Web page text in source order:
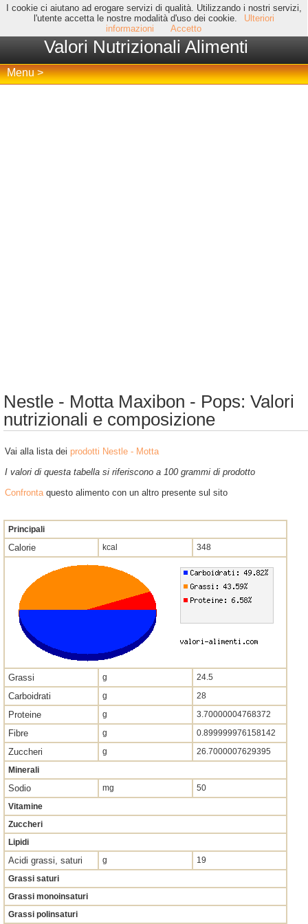
I cookie ci aiutano ad erogare servizi di qualità. Utilizzando i nostri servizi,
l'utente accetta le nostre modalità d'uso dei cookie.
Ulteriori
informazioni
Accetto
Valori Nutrizionali Alimenti
Menu >
Nestle - Motta Maxibon - Pops: Valori
nutrizionali e composizione
Vai alla lista dei prodotti Nestle - Motta
I valori di questa tabella si riferiscono a 100 grammi di prodotto
Confrontaquesto alimento con un altro presente sul sito
Principali
Calorie kcal 348
Grassi g 24.5
Carboidrati g 28
Proteine g 3.70000004768372
Fibre g 0.899999976158142
Zuccheri g
26.7000007629395
Minerali
Sodio mg
50
Vitamine
Zuccheri
Lipidi
Acidi grassi, saturi g
19
Grassi saturi
Grassi monoinsaturi
Grassi polinsaturi